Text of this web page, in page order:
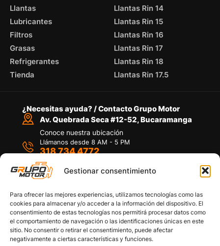
Gestionar consentimiento
Para ofrecer las mejores experiencias, utilizamos tecnologías como las
cookies para almacenar y/o acceder a la información del dispositivo. El
consentimiento de estas tecnologías nos permitirá procesar datos como
el comportamiento de navegación o las identificaciones únicas en este
sitio. No consentir o retirar el consentimiento, puede afectar
negativamente a ciertas características y funciones.
Llantas
Lubricantes
Filtros
Grasas
Refrigerantes
Tienda
Llantas Rin 14
Llantas Rin 15
Llantas Rin 16
Llantas Rin 17
Llantas Rin 18
Llantas Rin 17.5
¿Necesitas ayuda? / Contacto Grupo Motor
Av. Quebrada Seca #12-52, Bucaramanga
Conoce nuestra ubicación
Llámanos desde 8 AM - 5 PM
318 734 4772
Por medio de WhatsApp
Políticas de privacidad
Política de devoluciones y/o reembolsos